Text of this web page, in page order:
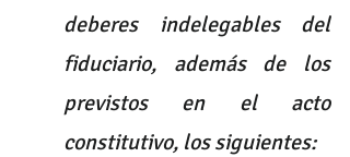
deberes indelegables del
fiduciario, además de los
previstos en el acto
constitutivo, los siguientes: